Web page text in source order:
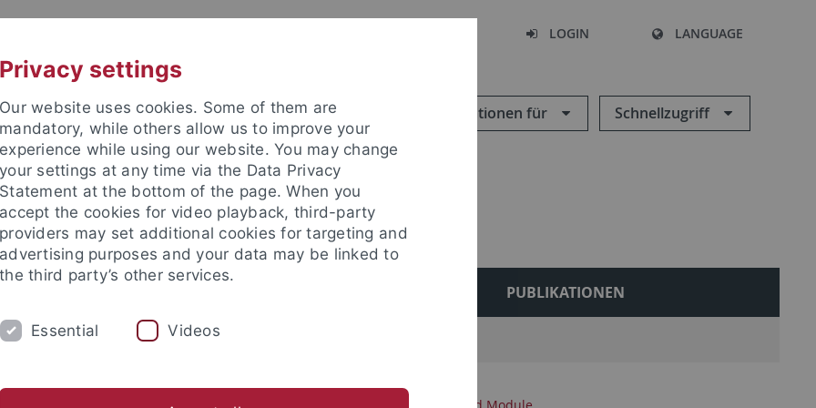
LOGIN LANGUAGE
Informationen für Schnellzugriff
Education
PUBLIKATIONEN
Verbund Schulkooperationen
Tübingen Center for Digital Education Kurse und Module
Privacy settings
Our website uses cookies. Some of them are
mandatory, while others allow us to improve your
experience while using our website. You may change
your settings at any time via the Data Privacy
Statement at the bottom of the page. When you
accept the cookies for video playback, third-party
providers may set additional cookies for targeting and
advertising purposes and your data may be linked to
the third party’s other services.
Essential Videos